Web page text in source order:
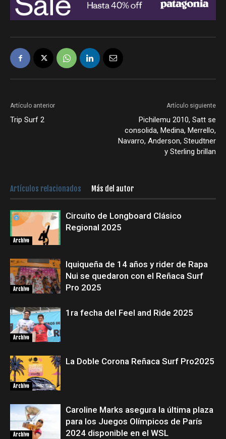
Artículo anterior
Trip Surf 2
Artículo siguiente
Pichilemu 2010, Satt se
consolida, Medina, Merrello,
Navarro, Anderson, Steudtner
y Sterling brillan
Artículos relacionados Más del autor
Archivo
Circuito de Longboard Clásico
Regional 2025
Archivo
Iquiqueña de 14 años y rider de Rapa
Nui se quedaron con el Reñaca Surf
Pro 2025
Archivo
1ra fecha del Feel and Ride 2025
Archivo
La Doble Corona Reñaca Surf Pro2025
Archivo
Caroline Marks asegura la última plaza
para los Juegos Olímpicos de París
2024 disponible en el WSL